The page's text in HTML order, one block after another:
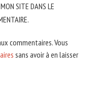
SITE DANS LE
commentaires. Vous
sans avoir à en laisser